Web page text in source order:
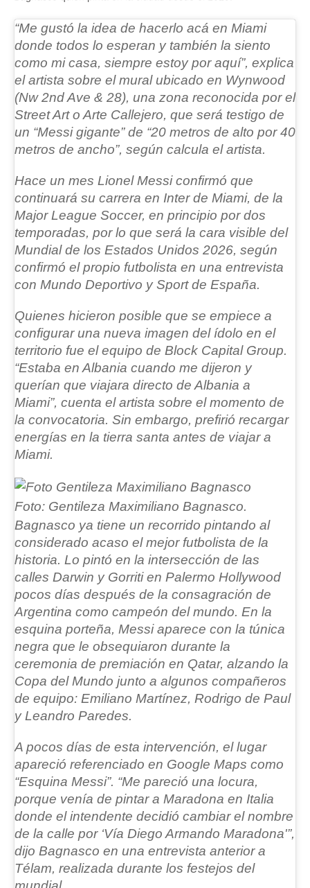
“Me gustó la idea de hacerlo acá en Miami
donde todos lo esperan y también la siento
como mi casa, siempre estoy por aquí”, explica
el artista sobre el mural ubicado en Wynwood
(Nw 2nd Ave & 28), una zona reconocida por el
Street Art o Arte Callejero, que será testigo de
un “Messi gigante” de “20 metros de alto por 40
metros de ancho”, según calcula el artista.
Hace un mes Lionel Messi confirmó que
continuará su carrera en Inter de Miami, de la
Major League Soccer, en principio por dos
temporadas, por lo que será la cara visible del
Mundial de los Estados Unidos 2026, según
confirmó el propio futbolista en una entrevista
con Mundo Deportivo y Sport de España.
Quienes hicieron posible que se empiece a
configurar una nueva imagen del ídolo en el
territorio fue el equipo de Block Capital Group.
“Estaba en Albania cuando me dijeron y
querían que viajara directo de Albania a
Miami”, cuenta el artista sobre el momento de
la convocatoria. Sin embargo, prefirió recargar
energías en la tierra santa antes de viajar a
Miami.
Foto: Gentileza Maximiliano Bagnasco.
Bagnasco ya tiene un recorrido pintando al
considerado acaso el mejor futbolista de la
historia. Lo pintó en la intersección de las
calles Darwin y Gorriti en Palermo Hollywood
pocos días después de la consagración de
Argentina como campeón del mundo. En la
esquina porteña, Messi aparece con la túnica
negra que le obsequiaron durante la
ceremonia de premiación en Qatar, alzando la
Copa del Mundo junto a algunos compañeros
de equipo: Emiliano Martínez, Rodrigo de Paul
y Leandro Paredes.
A pocos días de esta intervención, el lugar
apareció referenciado en Google Maps como
“Esquina Messi”. “Me pareció una locura,
porque venía de pintar a Maradona en Italia
donde el intendente decidió cambiar el nombre
de la calle por ‘Vía Diego Armando Maradona'”,
dijo Bagnasco en una entrevista anterior a
Télam, realizada durante los festejos del